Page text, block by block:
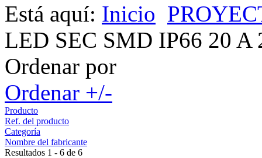
Está aquí: Inicio
LED SEC SMD IP66 20 A
Ordenar por
Ordenar +/-
Producto
Ref. del producto
Categoría
Nombre del fabricante
Resultados 1 - 6 de 6